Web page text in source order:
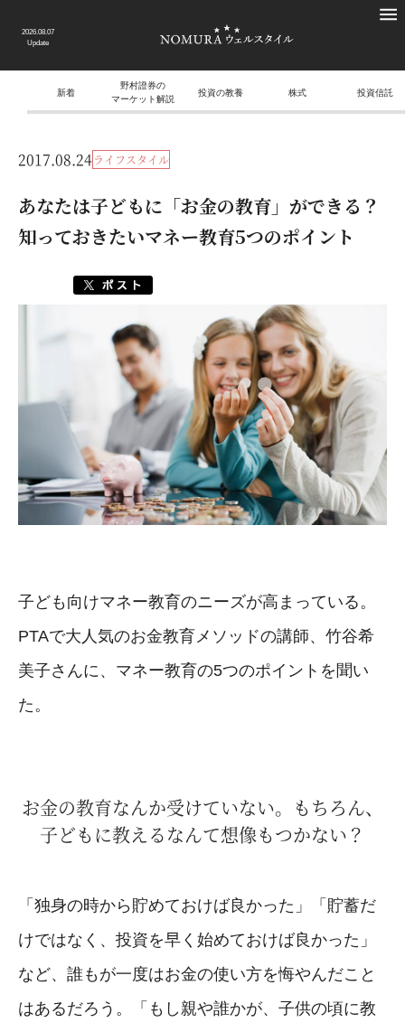
2026.08.07
Update
新着
野村證券の
マーケット解説
投資の教養 株式 投資信託
2017.08.24ライフスタイル
あなたは子どもに「お金の教育」ができる？
知っておきたいマネー教育5つのポイント
子ども向けマネー教育のニーズが高まっている。
PTAで大人気のお金教育メソッドの講師、竹谷希
美子さんに、マネー教育の5つのポイントを聞い
た。
お金の教育なんか受けていない。もちろん、
子どもに教えるなんて想像もつかない？
「独身の時から貯めておけば良かった」「貯蓄だ
けではなく、投資を早く始めておけば良かった」
など、誰もが一度はお金の使い方を悔やんだこと
はあるだろう。「もし親や誰かが、子供の頃に教